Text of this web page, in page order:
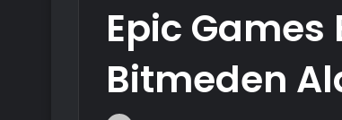
Epic
Bitmeden